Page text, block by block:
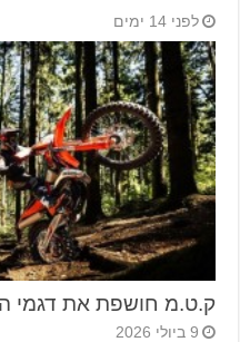
לפני 14 ימים
ק.ט.מ חושפת את דגמי
9 ביולי 2026